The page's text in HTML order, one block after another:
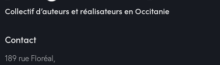
Collectif d’auteurs et réalisateurs en Occitanie
Contact
189 rue Floréal,